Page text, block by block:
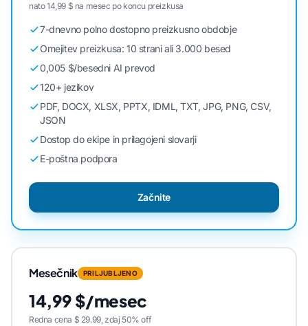
nato 14,99 $ na mesec po koncu preizkusa
7-dnevno polno dostopno preizkusno obdobje
Omejitev preizkusa: 10 strani ali 3.000 besed
0,005 $/besedni AI prevod
120+ jezikov
PDF, DOCX, XLSX, PPTX, IDML, TXT, JPG, PNG, CSV,
JSON
Dostop do ekipe in prilagojeni slovarji
E-poštna podpora
Začnite
Mesečnik PRILJUBLJENO
14,99 $/mesec
Redna cena $ 29.99, zdaj 50% off